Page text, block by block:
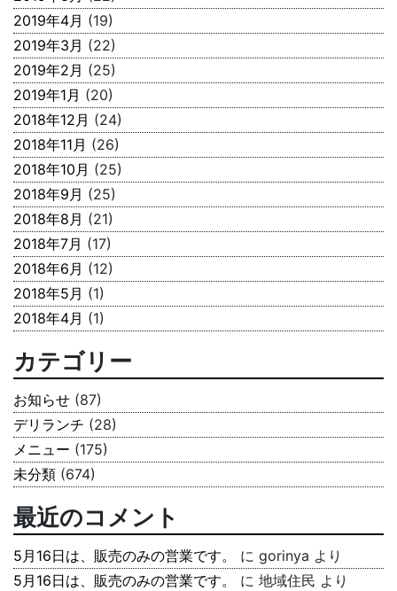
2019年4月 (19)
2019年3月 (22)
2019年2月 (25)
2019年1月 (20)
2018年12月 (24)
2018年11月 (26)
2018年10月 (25)
2018年9月 (25)
2018年8月 (21)
2018年7月 (17)
2018年6月 (12)
2018年5月 (1)
2018年4月 (1)
カテゴリー
お知らせ (87)
デリランチ (28)
メニュー (175)
未分類 (674)
最近のコメント
5月16日は、販売のみの営業です。 に gorinya より
5月16日は、販売のみの営業です。
に 地域住民 より